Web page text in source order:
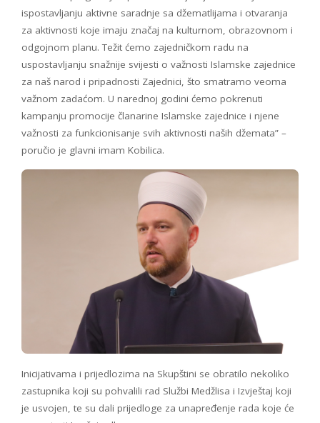
ispostavljanju aktivne saradnje sa džematlijama i otvaranja
za aktivnosti koje imaju značaj na kulturnom, obrazovnom i
odgojnom planu. Težit ćemo zajedničkom radu na
uspostavljanju snažnije svijesti o važnosti Islamske zajednice
za naš narod i pripadnosti Zajednici, što smatramo veoma
važnom zadaćom. U narednoj godini ćemo pokrenuti
kampanju promocije članarine Islamske zajednice i njene
važnosti za funkcionisanje svih aktivnosti naših džemata” –
poručio je glavni imam Kobilica.
Inicijativama i prijedlozima na Skupštini se obratilo nekoliko
zastupnika koji su pohvalili rad Službi Medžlisa i Izvještaj koji
je usvojen, te su dali prijedloge za unapređenje rada koje će